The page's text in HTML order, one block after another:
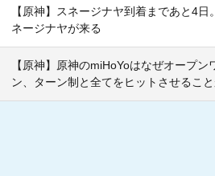
【原神】スネージナヤ到着まであと4
ネージナヤが来る
【原神】原神のmiHoYoはなぜオープン
ン、ターン制と全てをヒットさせるこ